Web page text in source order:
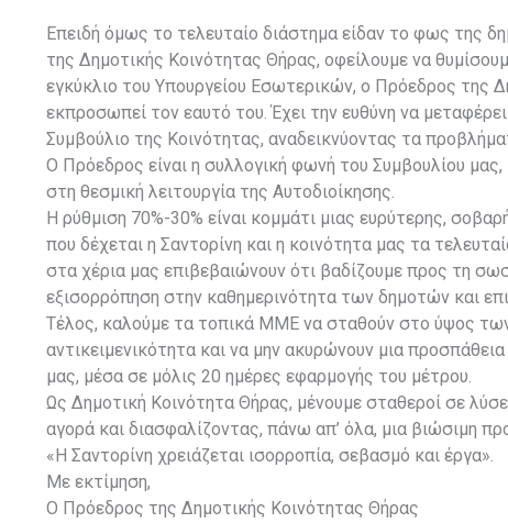
Επειδή όμως το τελευταίο διάστημα είδαν το φως της
της Δημοτικής Κοινότητας Θήρας, οφείλουμε να
εγκύκλιο του Υπουργείου Εσωτερικών, ο Πρόεδρος της
εκπροσωπεί τον εαυτό του. Έχει την ευθύνη να
Συμβούλιο της Κοινότητας, αναδεικνύοντας τα
Ο Πρόεδρος είναι η συλλογική φωνή του Συμβουλίου
στη θεσμική λειτουργία της Αυτοδιοίκησης.
Η ρύθμιση 70%-30% είναι κομμάτι μιας ευρύτερης,
που δέχεται η Σαντορίνη και η κοινότητα μας τα
στα χέρια μας επιβεβαιώνουν ότι βαδίζουμε προς τη
εξισορρόπηση στην καθημερινότητα των δημοτών και
Τέλος, καλούμε τα τοπικά ΜΜΕ να σταθούν στο ύψος
αντικειμενικότητα και να μην ακυρώνουν μια
μας, μέσα σε μόλις 20 ημέρες εφαρμογής του μέτρου.
Ως Δημοτική Κοινότητα Θήρας, μένουμε σταθεροί σε
αγορά και διασφαλίζοντας, πάνω απ’ όλα, μια βιώσιμη
«Η Σαντορίνη χρειάζεται ισορροπία, σεβασμό και έργα».
Με εκτίμηση,
Ο Πρόεδρος της Δημοτικής Κοινότητας Θήρας